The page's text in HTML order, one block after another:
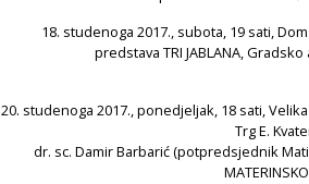
18. studenoga 2017., subota, 19 sati,
predstava TRI JABLANA,
20. studenoga 2017., ponedjeljak, 18 sati,
Trg E.
dr. sc. Damir Barbarić (potpredsjednik